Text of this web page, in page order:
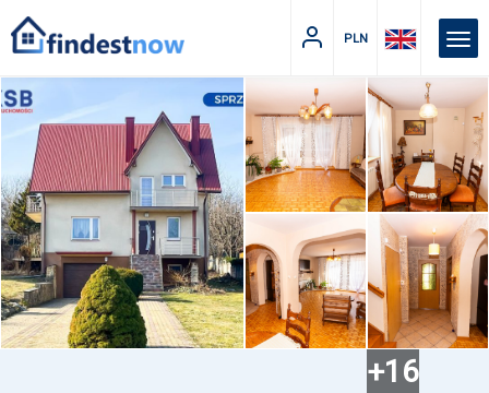
PLN
+16